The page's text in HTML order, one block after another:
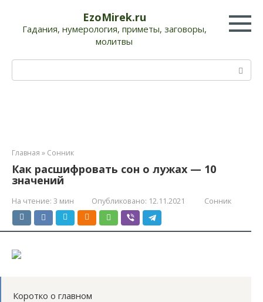
контенту
EzoMirek.ru
Гадания, нумерология, приметы, заговоры,
молитвы
Главная » Сонник
Как расшифровать сон о лужах — 10
значений
На чтение: 3 мин Опубликовано: 12.11.2021 Сонник
Коротко о главном